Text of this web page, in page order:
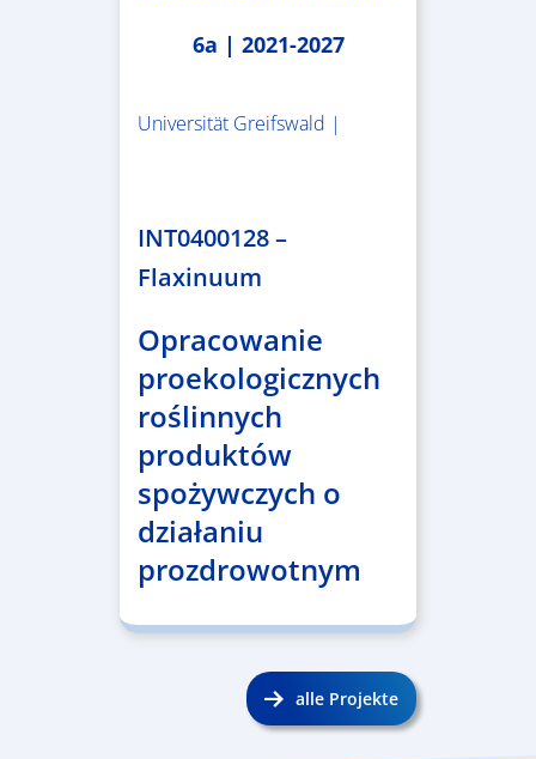
6a | 2021-2027
Universität Greifswald |
INT0400128 –
Flaxinuum
Opracowanie
proekologicznych
roślinnych
produktów
spożywczych o
działaniu
prozdrowotnym
alle Projekte